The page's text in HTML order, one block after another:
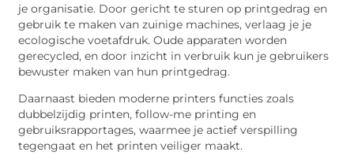
je organisatie. Door gericht te sturen op printgedrag en
gebruik te maken van zuinige machines, verlaag je je
ecologische voetafdruk. Oude apparaten worden
gerecycled, en door inzicht in verbruik kun je gebruikers
bewuster maken van hun printgedrag.
Daarnaast bieden moderne printers functies zoals
dubbelzijdig printen, follow-me printing en
gebruiksrapportages, waarmee je actief verspilling
tegengaat en het printen veiliger maakt.